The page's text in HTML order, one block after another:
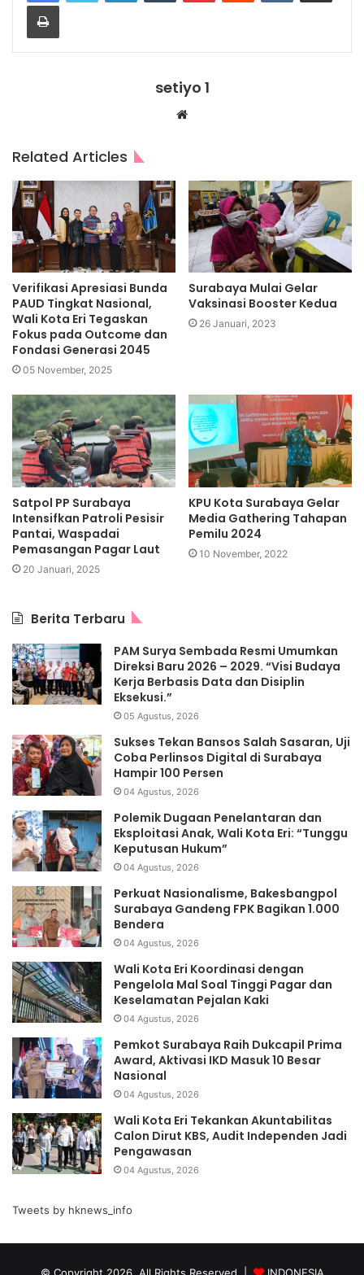
Print
setiyo 1
Website
Related Articles
Verifikasi Apresiasi Bunda
PAUD Tingkat Nasional,
Wali Kota Eri Tegaskan
Fokus pada Outcome dan
Fondasi Generasi 2045
05 November, 2025
Surabaya Mulai Gelar
Vaksinasi Booster Kedua
26 Januari, 2023
Satpol PP Surabaya
Intensifkan Patroli Pesisir
Pantai, Waspadai
Pemasangan Pagar Laut
20 Januari, 2025
KPU Kota Surabaya Gelar
Media Gathering Tahapan
Pemilu 2024
10 November, 2022
Berita Terbaru
PAM Surya Sembada Resmi Umumkan
Direksi Baru 2026 – 2029. “Visi Budaya
Kerja Berbasis Data dan Disiplin
Eksekusi.”
05 Agustus, 2026
Sukses Tekan Bansos Salah Sasaran, Uji
Coba Perlinsos Digital di Surabaya
Hampir 100 Persen
04 Agustus, 2026
Polemik Dugaan Penelantaran dan
Eksploitasi Anak, Wali Kota Eri: “Tunggu
Keputusan Hukum”
04 Agustus, 2026
Perkuat Nasionalisme, Bakesbangpol
Surabaya Gandeng FPK Bagikan 1.000
Bendera
04 Agustus, 2026
Wali Kota Eri Koordinasi dengan
Pengelola Mal Soal Tinggi Pagar dan
Keselamatan Pejalan Kaki
04 Agustus, 2026
Pemkot Surabaya Raih Dukcapil Prima
Award, Aktivasi IKD Masuk 10 Besar
Nasional
04 Agustus, 2026
Wali Kota Eri Tekankan Akuntabilitas
Calon Dirut KBS, Audit Independen Jadi
Pengawasan
04 Agustus, 2026
Tweets by hknews_info